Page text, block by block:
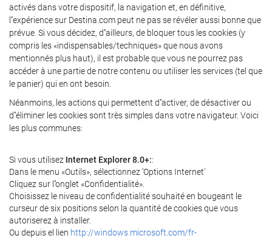
activés dans votre dispositif, la navigation et, en définitive,
l’'expérience sur Destina.com peut ne pas se révéler aussi bonne que
prévue. Si vous décidez, d’'ailleurs, de bloquer tous les cookies (y
compris les «indispensables/techniques» que nous avons
mentionnés plus haut), il est probable que vous ne pourrez pas
accéder à une partie de notre contenu ou utiliser les services (tel que
le panier) qui en ont besoin.
Néanmoins, les actions qui permettent d’'activer, de désactiver ou
d'’éliminer les cookies sont très simples dans votre navigateur. Voici
les plus communes:
Si vous utilisez Internet Explorer 8.0+::
Dans le menu «Outils», sélectionnez ‘Options Internet’
Cliquez sur l'’onglet «Confidentialité».
Choisissez le niveau de confidentialité souhaité en bougeant le
curseur de six positions selon la quantité de cookies que vous
autoriserez à installer.
Ou depuis el lien http://windows.microsoft.com/fr-